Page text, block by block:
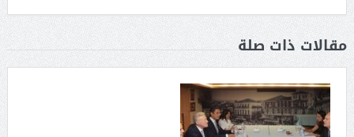
مقالات ذات صلة